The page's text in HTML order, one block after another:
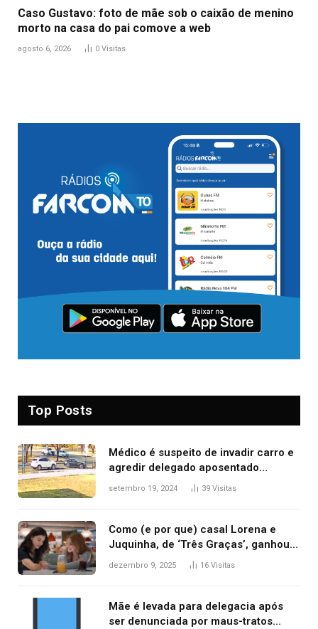
Caso Gustavo: foto de mãe sob o caixão de menino
morto na casa do pai comove a web
agosto 6, 2026 0 Visitas
Top Posts
Médico é suspeito de invadir carro e
agredir delegado aposentado
durante confusão no trânsito
setembro 19, 2024 39 Visitas
Como (e por que) casal Lorena e
Juquinha, de ‘Três Graças’, ganhou
repercussão internacional
dezembro 9, 2025 16 Visitas
Mãe é levada para delegacia após
ser denunciada por maus-tratos